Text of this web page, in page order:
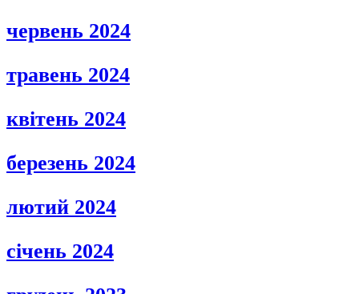
червень 2024
травень 2024
квітень 2024
березень 2024
лютий 2024
січень 2024